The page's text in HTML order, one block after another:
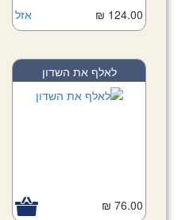
אזל 124.00 ₪
לאלף את השדון
76.00 ₪